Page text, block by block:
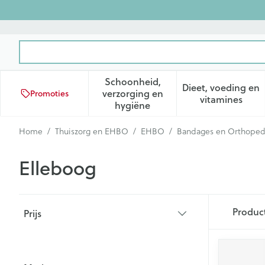
Promoties
Schoonheid,
verzorging en
hygiëneToon submenu voor
Dieet, voeding en
vitamines
Toon
Home / Thuiszorg en EHBO / EHBO / Bandages en
Elleboog
Prijs